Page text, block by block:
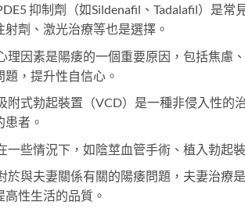
抑制劑（如Sildenafil、Tadalafil）是
射劑、激光治療等也是選擇。
理因素是陽痿的一個重要原因，包括焦慮
，提升性自信心。
附式勃起裝置（VCD）是一種非侵入性的
者。
一些情況下，如陰莖血管手術、植入勃起
於與夫妻關係有關的陽痿問題，夫妻治療
性生活的品質。